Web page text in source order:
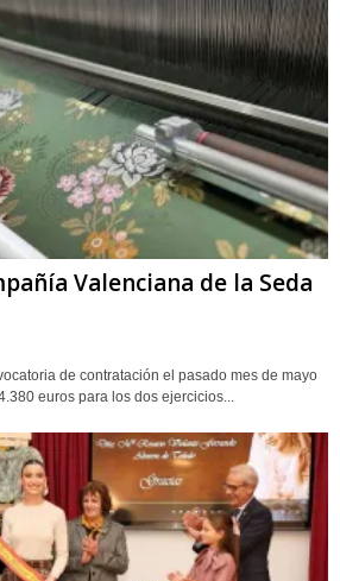
Valenciana de la Seda
de contratación el pasado mes de mayo
euros para los dos ejercicios...